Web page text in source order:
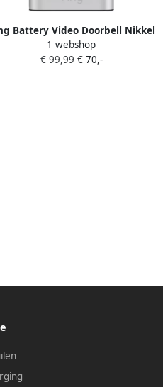
Battery Video Doorbell Nikkel
1 webshop
€ 99,99€ 70,-